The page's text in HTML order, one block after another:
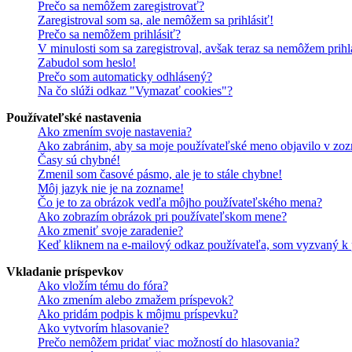
Prečo sa nemôžem zaregistrovať?
Zaregistroval som sa, ale nemôžem sa prihlásiť!
Prečo sa nemôžem prihlásiť?
V minulosti som sa zaregistroval, avšak teraz sa nemôžem
Zabudol som heslo!
Prečo som automaticky odhlásený?
Na čo slúži odkaz "Vymazať cookies"?
Používateľské nastavenia
Ako zmením svoje nastavenia?
Ako zabránim, aby sa moje používateľské meno objavilo v
Časy sú chybné!
Zmenil som časové pásmo, ale je to stále chybne!
Môj jazyk nie je na zozname!
Čo je to za obrázok vedľa môjho používateľského mena?
Ako zobrazím obrázok pri používateľskom mene?
Ako zmeniť svoje zaradenie?
Keď kliknem na e-mailový odkaz používateľa, som vyzvaný k
Vkladanie príspevkov
Ako vložím tému do fóra?
Ako zmením alebo zmažem príspevok?
Ako pridám podpis k môjmu príspevku?
Ako vytvorím hlasovanie?
Prečo nemôžem pridať viac možností do hlasovania?